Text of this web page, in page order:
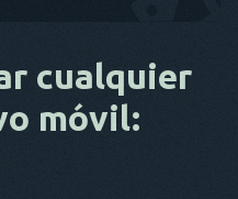
cualquier
móvil: